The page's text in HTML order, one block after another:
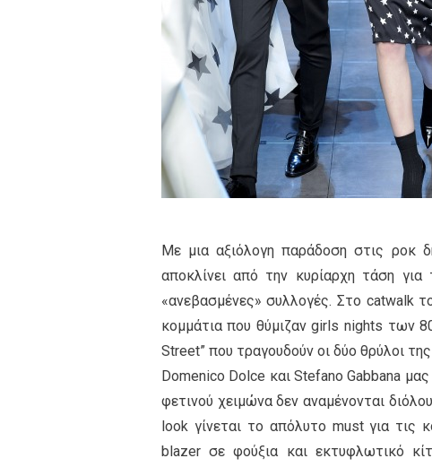
Με μια αξιόλογη παράδοση στις ροκ
αποκλίνει από την κυρίαρχη τάση
«ανεβασμένες» συλλογές. Στο catwalk
κομμάτια που θύμιζαν girls nights των
Street” που τραγουδούν οι δύο θρύλοι
Domenico Dolce και Stefano Gabbana
φετινού χειμώνα δεν αναμένονται
look γίνεται το απόλυτο must για τις
blazer σε φούξια και εκτυφλωτικό